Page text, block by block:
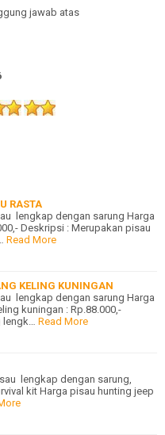
jawab atas
RASTA
lengkap dengan sarung Harga
Deskripsi : Merupakan pisau
Read More
KELING KUNINGAN
lengkap dengan sarung Harga
kuningan : Rp.88.000,-
lengk… Read More
lengkap dengan sarung,
kit Harga pisau hunting jeep